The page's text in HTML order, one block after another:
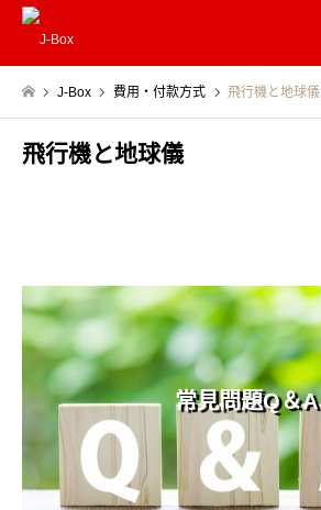
J-Box 費用・付款方式 飛行機と地球儀
飛行機と地球儀
常見問題Q＆A